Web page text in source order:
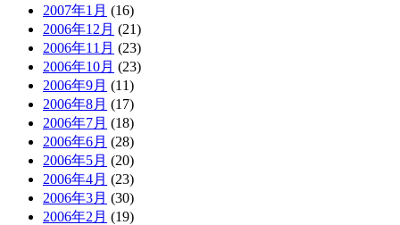
2007年1月 (16)
2006年12月 (21)
2006年11月 (23)
2006年10月 (23)
2006年9月 (11)
2006年8月 (17)
2006年7月 (18)
2006年6月 (28)
2006年5月 (20)
2006年4月 (23)
2006年3月 (30)
2006年2月 (19)